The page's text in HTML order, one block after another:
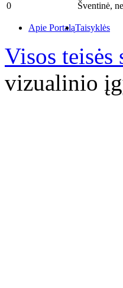
0
Šventinė,
Apie PortaląTaisyklės
Visos teisės
vizualinio